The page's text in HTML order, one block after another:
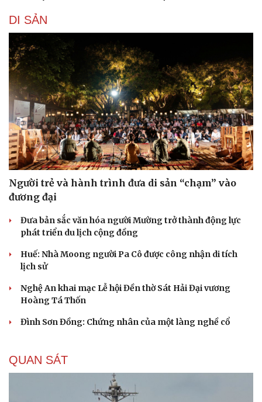
Văn hóa
Sân khấu - Điện ảnh
Văn học
Di sản
Nghệ sĩ
DI SẢN
Người trẻ và hành trình đưa di sản “chạm” vào
đương đại
Đưa bản sắc văn hóa người Mường trở thành động lực
phát triển du lịch cộng đồng
Huế: Nhà Moong người Pa Cô được công nhận di tích
lịch sử
Nghệ An khai mạc Lễ hội Đền thờ Sát Hải Đại vương
Hoàng Tá Thốn
Đình Sơn Đồng: Chứng nhân của một làng nghề cổ
QUAN SÁT